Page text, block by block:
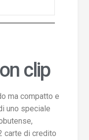
clip
ma compatto e
uno speciale
carte di credito